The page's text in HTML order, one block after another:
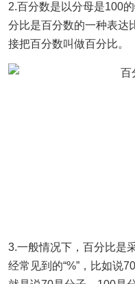
2.百分数是以分母是100
分比是百分数的一种表达
接把百分数叫做百分比。
3.一般情况下，百分比是
经常见到的“%”，比如说